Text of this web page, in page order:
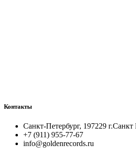
Контакты
Санкт-Петербург, 197229
+7 (911) 955-77-67
info@goldenrecords.ru